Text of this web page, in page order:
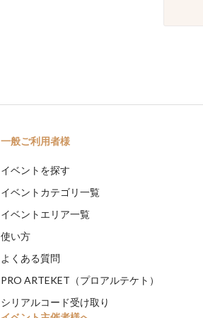
一般ご利用者様
イベントを探す
イベントカテゴリ一覧
イベントエリア一覧
使い方
よくある質問
PRO ARTEKET（プロアルテケト）
シリアルコード受け取り